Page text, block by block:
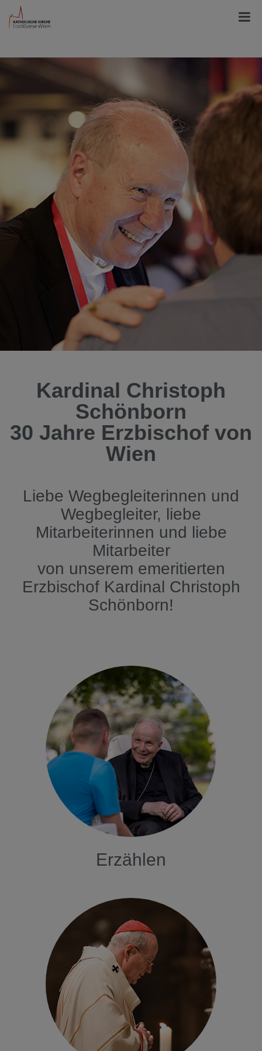
Kardinal Christoph
Schönborn
30 Jahre Erzbischof von
Wien
Liebe Wegbegleiterinnen und
Wegbegleiter, liebe
Mitarbeiterinnen und liebe
Mitarbeiter
von unserem emeritierten
Erzbischof Kardinal Christoph
Schönborn!
Erzählen